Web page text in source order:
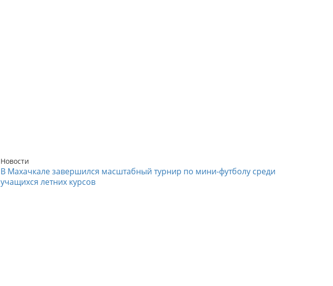
Новости
В Махачкале завершился масштабный турнир по мини-футболу среди
учащихся летних курсов